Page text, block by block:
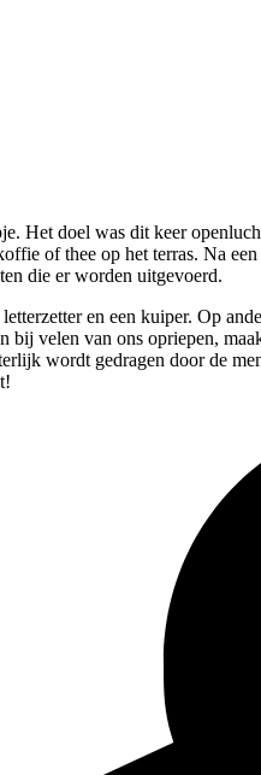
Het doel was dit keer
of thee op het terras. Na
die er worden uitgevoerd.
en een kuiper. Op
bij velen van ons opriepen,
wordt gedragen door de